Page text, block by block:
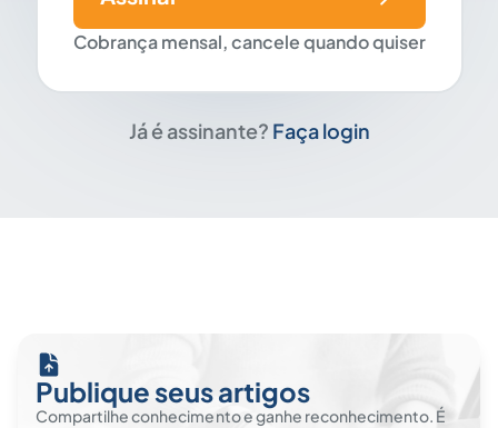
Cobrança mensal, cancele quando quiser
Já é assinante? Faça login
Publique seus artigos
Compartilhe conhecimento e ganhe reconhecimento. É